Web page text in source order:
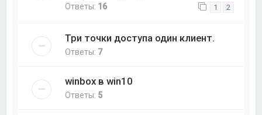
Ответы: 16 1 2
Три точки доступа один клиент.
Ответы: 7
winbox в win10
Ответы: 5